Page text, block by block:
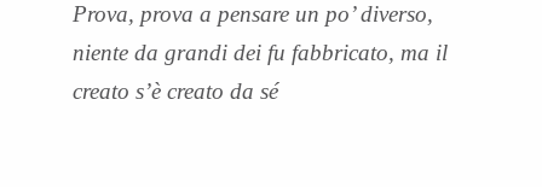
Prova, prova a pensare un po’ diverso,
niente da grandi dei fu fabbricato, ma il
creato s’è creato da sé